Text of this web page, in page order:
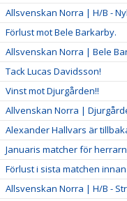
Allsvenskan Norra | H/B -
Förlust mot Bele Barkarby.
Allsvenskan Norra | Bele
Tack Lucas Davidsson!
Vinst mot Djurgården!!
Allvenskan Norra |
Alexander Hallvars är
Januaris matcher för
Förlust i sista matchen
Allsvenskan Norra | H/B -